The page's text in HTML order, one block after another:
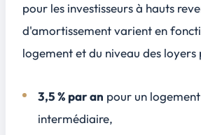
pour les investisseurs à hauts
d'amortissement varient en
logement et du niveau des loyers
3,5 % par an pour un
intermédiaire,